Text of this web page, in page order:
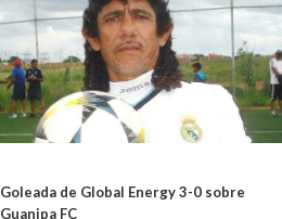
Goleada de Global Energy 3-0 sobre
Guanipa FC